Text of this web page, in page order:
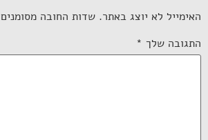
האימייל לא יוצג באתר. שדות החובה מסומנים
התגובה שלך *